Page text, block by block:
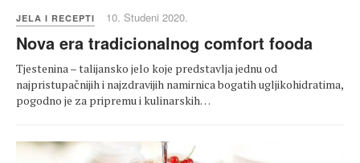
JELA I RECEPTI 10. Studeni 2020.
Nova era tradicionalnog comfort fooda
Tjestenina – talijansko jelo koje predstavlja jednu od
najpristupačnijih i najzdravijih namirnica bogatih ugljikohidratima,
pogodno je za pripremu i kulinarskih…